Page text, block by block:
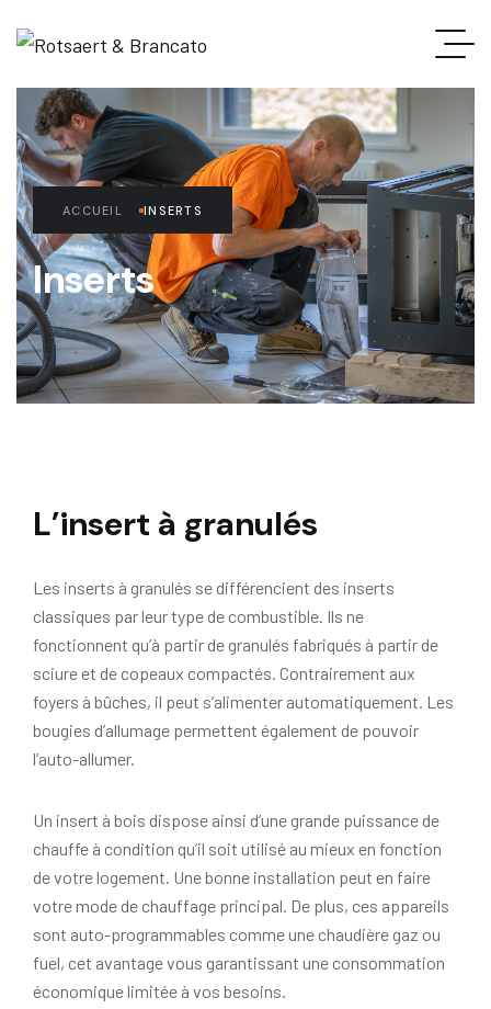
ACCUEIL INSERTS
Inserts
L’insert à granulés
Les inserts à granulés se différencient des inserts
classiques par leur type de combustible. Ils ne
fonctionnent qu’à partir de granulés fabriqués à partir de
sciure et de copeaux compactés. Contrairement aux
foyers à bûches, il peut s’alimenter automatiquement. Les
bougies d’allumage permettent également de pouvoir
l’auto-allumer.
Un insert à bois dispose ainsi d’une grande puissance de
chauffe à condition qu’il soit utilisé au mieux en fonction
de votre logement. Une bonne installation peut en faire
votre mode de chauffage principal. De plus, ces appareils
sont auto-programmables comme une chaudière gaz ou
fuel, cet avantage vous garantissant une consommation
économique limitée à vos besoins.